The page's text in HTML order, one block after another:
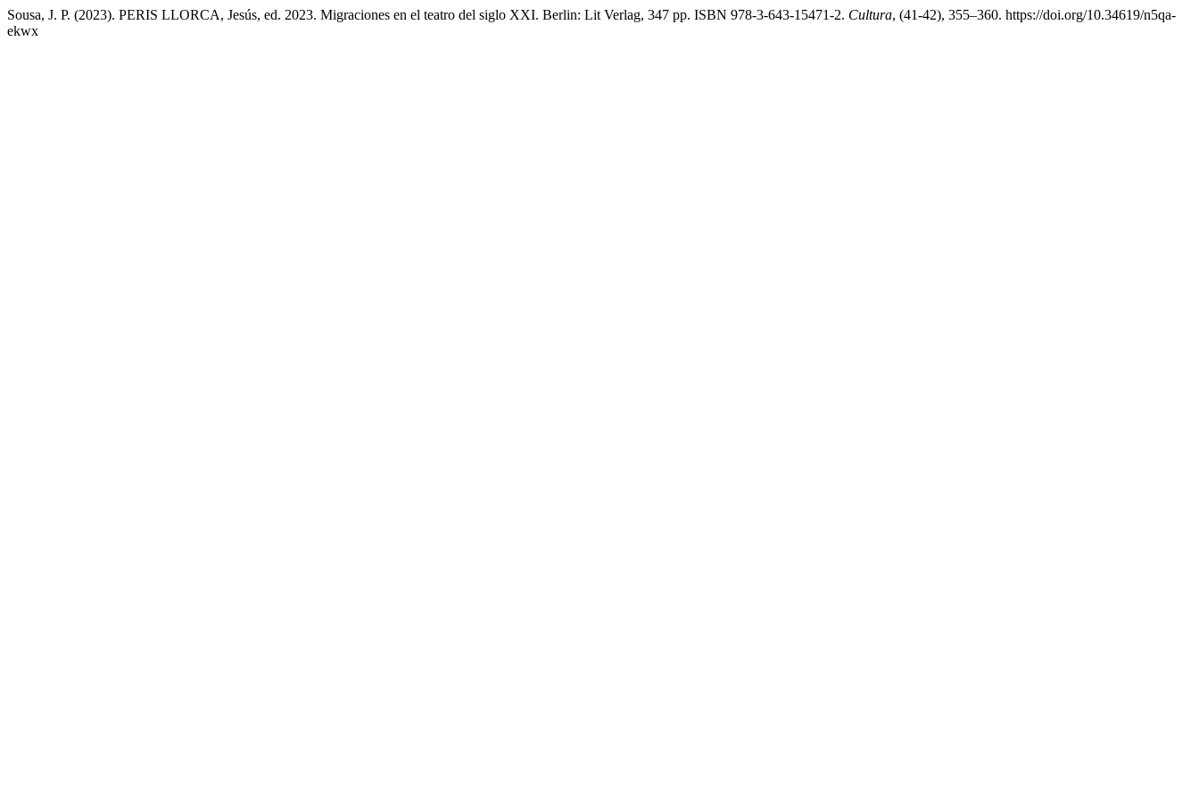
Sousa, J. P. (2023). PERIS LLORCA, Jesús, ed. 2023. Migraciones en el teatro del siglo XXI. Berlin: Lit Verlag, 347 pp. ISBN 978-3-643-15471-2. Cultura, (41-42), 355–360. https://doi.org/10.34619/n5qa-
ekwx